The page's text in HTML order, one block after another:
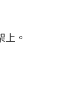
。